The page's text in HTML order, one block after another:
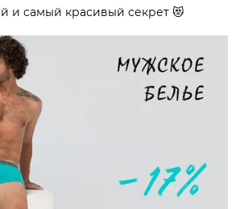
и самый красивый секрет 😻